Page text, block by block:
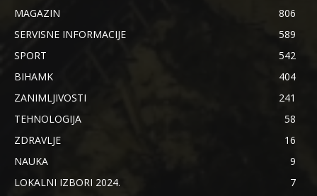
MAGAZIN
806
SERVISNE INFORMACIJE
589
SPORT
542
BIHAMK
404
ZANIMLJIVOSTI
241
TEHNOLOGIJA
58
ZDRAVLJE
16
NAUKA
9
LOKALNI IZBORI 2024.
7